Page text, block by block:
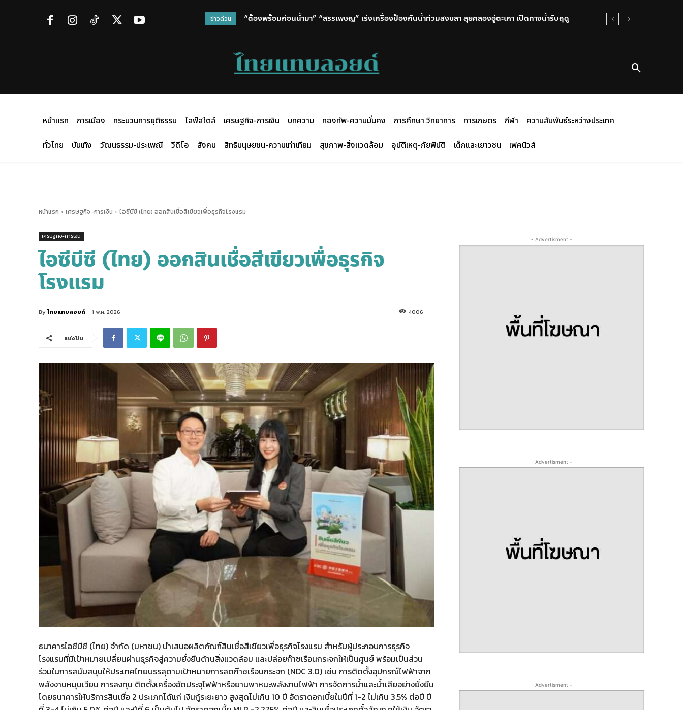
ข่าวด่วน
“ต้องพร้อมก่อนน้ำมา” “สรรเพชญ” เร่งเครื่องป้องกันน้ำท่วมสงขลา ลุยคลองอู่ตะเภา เปิดทางน้ำรับฤดู
หน้าแรก การเมือง กระบวนการยุติธรรม ไลฟ์สไตล์ เศรษฐกิจ-การเงิน บทความ กองทัพ-ความมั่นคง การศึกษา วิทยาการ การเกษตร กีฬา
ความสัมพันธ์ระหว่างประเทศ
ทั่วไทย
บันเทิง วัฒนธรรม-ประเพณี วีดีโอ สังคม สิทธิมนุษยชน-ความเท่าเทียม สุขภาพ-สิ่งแวดล้อม อุบัติเหตุ-ภัยพิบัติ เด็กและเยาวชน เฟคนิวส์
หน้าแรก เศรษฐกิจ-การเงิน ไอซีบีซี (ไทย) ออกสินเชื่อสีเขียวเพื่อธุรกิจโรงแรม
เศรษฐกิจ-การเงิน
ไอซีบีซี (ไทย) ออกสินเชื่อสีเขียวเพื่อธุรกิจ
โรงแรม
By ไทยแทบลอยด์ 1 พ.ค. 2026 4006
แบ่งปัน
ธนาคารไอซีบีซี (ไทย) จำกัด (มหาชน) นำเสนอผลิตภัณฑ์สินเชื่อสีเขียวเพื่อธุรกิจโรงแรม สำหรับผู้ประกอบการธุรกิจ
โรงแรมที่มีเป้าหมายเปลี่ยนผ่านธุรกิจสู่ความยั่งยืนด้านสิ่งแวดล้อม และปล่อยก๊าซเรือนกระจกให้เป็นศูนย์ พร้อมเป็นส่วน
ร่วมในการสนับสนุนให้ประเทศไทยบรรลุตามเป้าหมายการลดก๊าซเรือนกระจก (NDC 3.0) เช่น การติดตั้งอุปกรณ์ไฟฟ้าจาก
พลังงานหมุนเวียน การลงทุน ติดตั้งเครื่องอัดประจุไฟฟ้าหรือยานพาหนะพลังงานไฟฟ้า การจัดการน้ำและน้ำเสียอย่างยั่งยืน
โดยธนาคารให้บริการสินเชื่อ 2 ประเภทได้แก่ เงินกู้ระยะยาว สูงสุดไม่เกิน 10 ปี อัตราดอกเบี้ยในปีที่ 1-2 ไม่เกิน 3.5% ต่อปี ปี
- Advertisment -
- Advertisment -
- Advertisment -